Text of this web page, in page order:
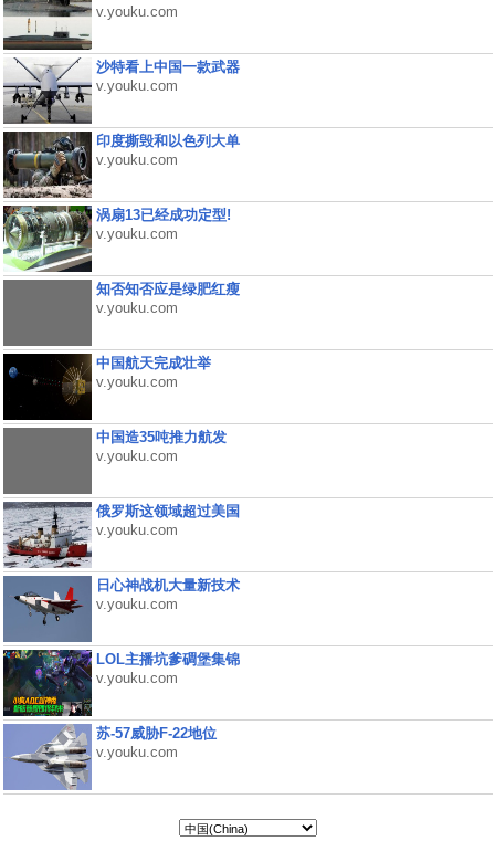
v.youku.com
沙特看上中国一款武器
v.youku.com
印度撕毁和以色列大单
v.youku.com
涡扇13已经成功定型!
v.youku.com
知否知否应是绿肥红瘦
v.youku.com
中国航天完成壮举
v.youku.com
中国造35吨推力航发
v.youku.com
俄罗斯这领域超过美国
v.youku.com
日心神战机大量新技术
v.youku.com
LOL主播坑爹碉堡集锦
v.youku.com
苏-57威胁F-22地位
v.youku.com